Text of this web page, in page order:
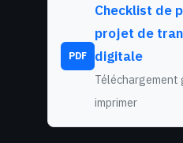
PDF
Checklist de
projet de
digitale
imprimer